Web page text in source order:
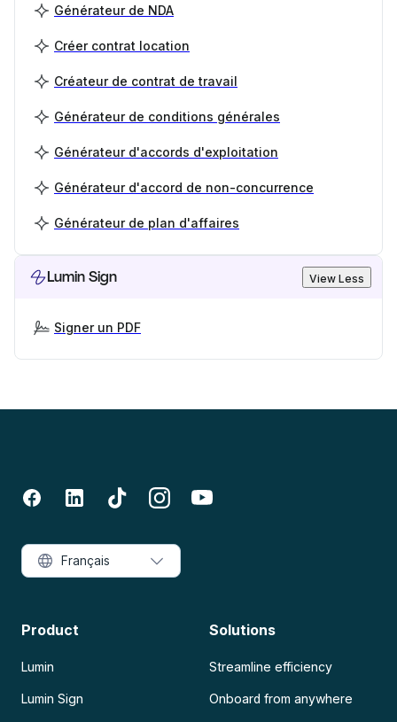
Générateur de NDA
Créer contrat location
Créateur de contrat de travail
Générateur de conditions générales
Générateur d'accords d'exploitation
Générateur d'accord de non-concurrence
Générateur de plan d'affaires
Lumin Sign View Less
Signer un PDF
Product
Lumin
Lumin Sign
Solutions
Streamline efficiency
Onboard from anywhere
Français